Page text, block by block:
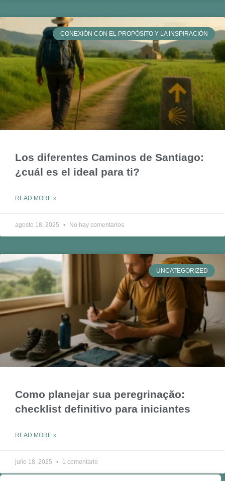
CONEXIÓN CON EL PROPÓSITO Y LA INSPIRACIÓN
Los diferentes Caminos de Santiago:
¿cuál es el ideal para ti?
READ MORE »
agosto 18, 2025 No hay comentarios
UNCATEGORIZED
Como planejar sua peregrinação:
checklist definitivo para iniciantes
READ MORE »
julio 18, 2025 1 comentario